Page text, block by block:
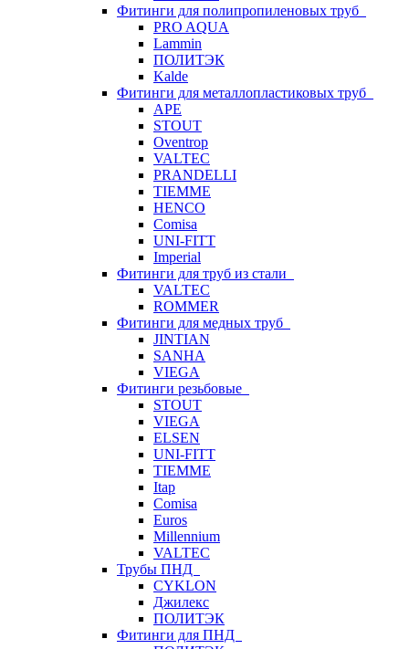
Фитинги для полипропиленовых труб
PRO AQUA
Lammin
ПОЛИТЭК
Kalde
Фитинги для металлопластиковых труб
APE
STOUT
Oventrop
VALTEC
PRANDELLI
TIEMME
HENCO
Comisa
UNI-FITT
Imperial
Фитинги для труб из стали
VALTEC
ROMMER
Фитинги для медных труб
JINTIAN
SANHA
VIEGA
Фитинги резьбовые
STOUT
VIEGA
ELSEN
UNI-FITT
TIEMME
Itap
Comisa
Euros
Millennium
VALTEC
Трубы ПНД
CYKLON
Джилекс
ПОЛИТЭК
Фитинги для ПНД